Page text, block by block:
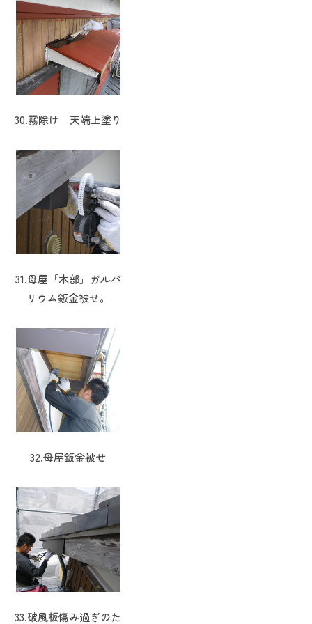
30.霧除け 天端上塗り
31.母屋「木部」ガルバ
リウム鈑金被せ。
32.母屋鈑金被せ
33.破風板傷み過ぎのた